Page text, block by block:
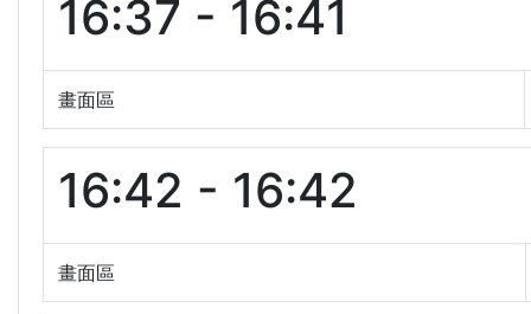
16:37 - 16:41
畫面區
16:42 - 16:42
畫面區